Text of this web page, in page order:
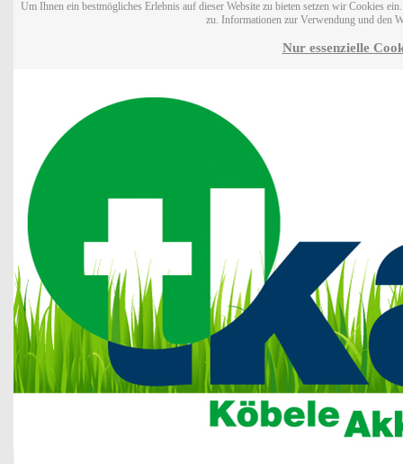
Um Ihnen ein bestmögliches Erlebnis auf dieser Website zu bieten setzen wir Cookies
zu. Informationen zur Verwendung und den
Nur essenzielle